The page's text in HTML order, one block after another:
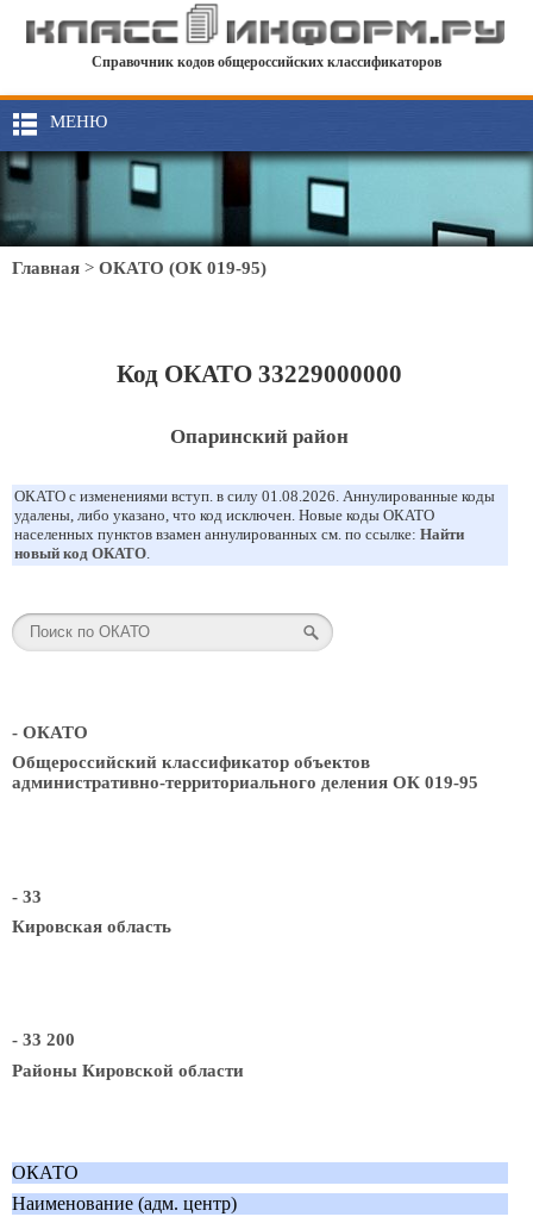
Справочник кодов общероссийских классификаторов
МЕНЮ
Главная > ОКАТО (ОК 019-95)
Код ОКАТО 33229000000
Опаринский район
ОКАТО с изменениями вступ. в силу 01.08.2026. Аннулированные коды
удалены, либо указано, что код исключен. Новые коды ОКАТО
населенных пунктов взамен аннулированных см. по ссылке: Найти
новый код ОКАТО.
- ОКАТО
Общероссийский классификатор объектов
административно-территориального деления ОК 019-95
- 33
Кировская область
- 33 200
Районы Кировской области
ОКАТО
Наименование (адм. центр)